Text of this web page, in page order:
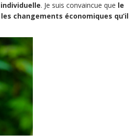
. Je suis convaincue que le
changements économiques qu’il